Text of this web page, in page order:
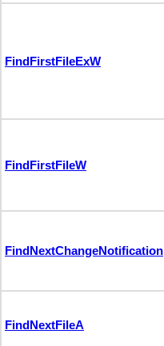
FindFirstFileExW
FindFirstFileW
FindNextChangeNotification
FindNextFileA